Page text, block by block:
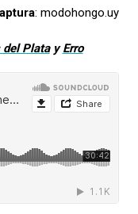
: modohongo.uy
del PlatayErro